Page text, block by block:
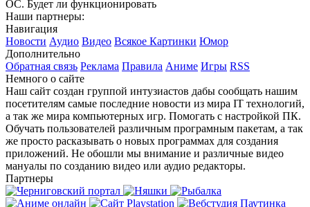
ОС. Будет ли функционировать
Наши партнеры:
Навигация
Новости Аудио Видео Всякое Картинки Юмор
Дополнительно
Обратная связь Реклама Правила Аниме Игры RSS
Немного о сайте
Наш сайт создан группой интузиастов дабы сообщать нашим
посетителям самые последние новости из мира IT технологий,
а так же мира компьютерных игр. Помогать с настройкой ПК.
Обучать пользователей различным програмным пакетам, а так
же просто расказывать о новых программах для создания
приложений. Не обошли мы внимание и различные видео
мануалы по созданию видео или аудио редакторы.
Партнеры